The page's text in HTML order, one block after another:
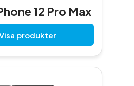
12 Pro Max
produkter